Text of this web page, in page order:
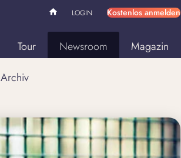
LOGIN Kostenlos anmelden
Tour Newsroom
Archiv
Magazin